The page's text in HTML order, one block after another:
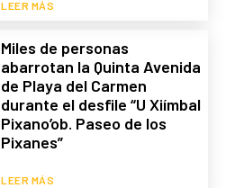
LEER MÁS
Miles de personas
abarrotan la Quinta Avenida
de Playa del Carmen
durante el desfile “U Xiímbal
Pixano’ob. Paseo de los
Pixanes”
LEER MÁS